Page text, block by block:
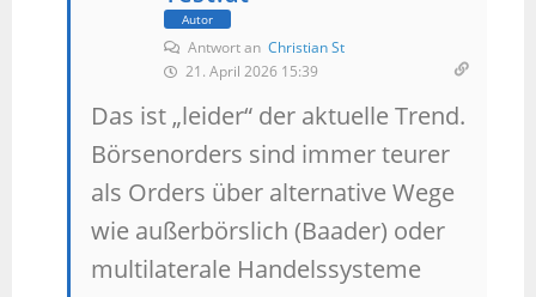
Autor
Antwort an Christian St
21. April 2026 15:39
Das ist „leider“ der aktuelle Trend.
Börsenorders sind immer teurer
als Orders über alternative Wege
wie außerbörslich (Baader) oder
multilaterale Handelssysteme